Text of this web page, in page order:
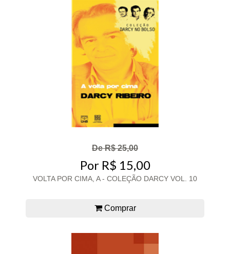
De R$ 25,00
Por R$ 15,00
VOLTA POR CIMA, A - COLEÇÃO DARCY VOL. 10
Comprar